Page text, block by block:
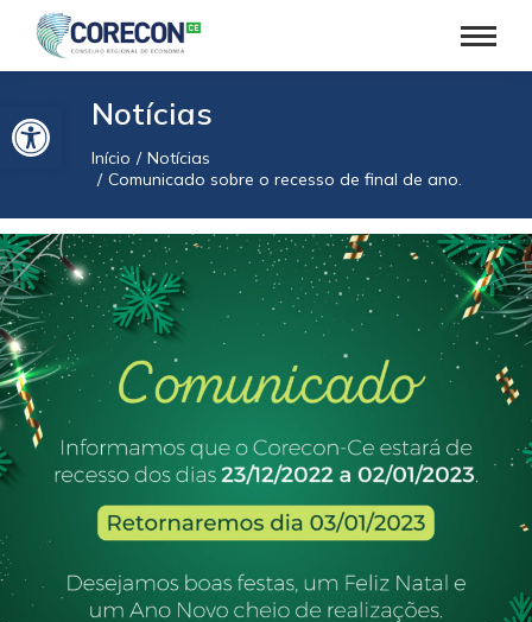
Barra de Ferramentas AbertaNotícias
Você está aqui:
Início
Notícias
Comunicado sobre o recesso de final de ano.